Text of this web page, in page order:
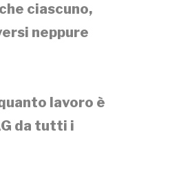
ciascuno,
neppure
lavoro è
da tutti i